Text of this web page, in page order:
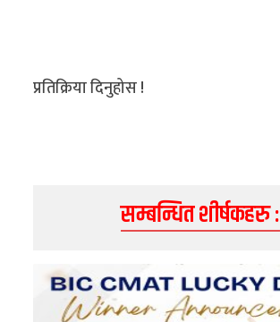
प्रतिक्रिया दिनुहोस !
सम्बन्धित शीर्षकहरु :